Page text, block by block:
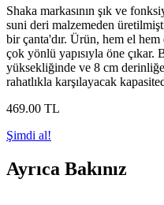
Shaka markasının şık ve
suni deri malzemeden
bir çanta'dır. Ürün, hem el
çok yönlü yapısıyla öne
yüksekliğinde ve 8 cm
rahatlıkla karşılayacak
469.00 TL
Şimdi al!
Ayrıca Bakınız